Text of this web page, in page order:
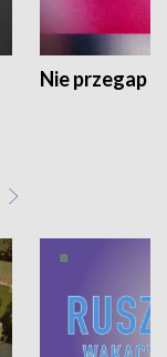
Nie przegap